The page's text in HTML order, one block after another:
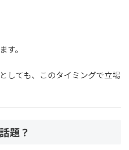
す。
しても、このタイミングで立場
題？